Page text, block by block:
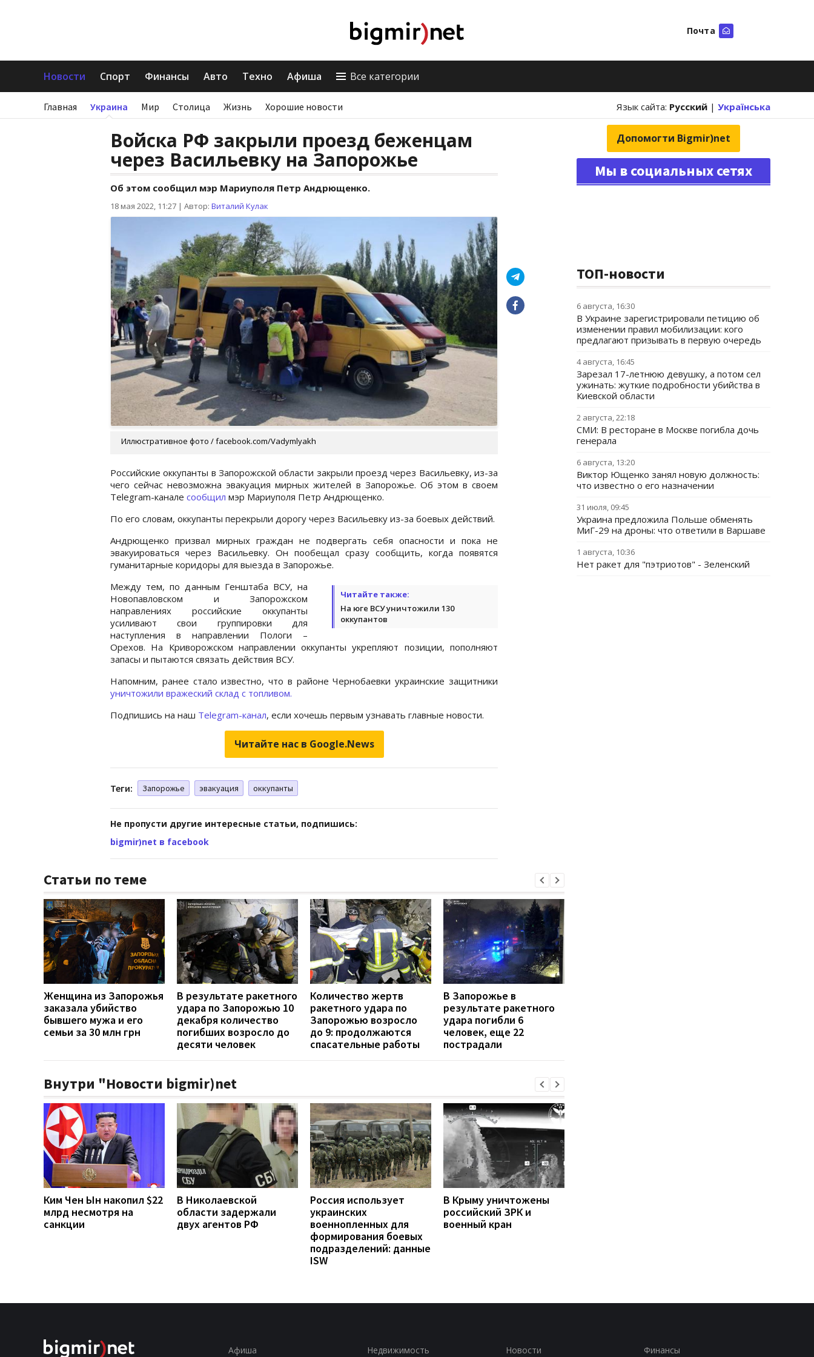
Почта
Новости Спорт Финансы Авто Техно Афиша Все категории
Главная Украина Мир Столица Жизнь Хорошие новости Язык сайта: Русский | Українська
Войска РФ закрыли проезд беженцам
через Васильевку на Запорожье
Об этом сообщил мэр Мариуполя Петр Андрющенко.
18 мая 2022, 11:27 | Автор: Виталий Кулак
Иллюстративное фото / facebook.com/Vadymlyakh
Российские оккупанты в Запорожской области закрыли проезд через Васильевку, из-за
чего сейчас невозможна эвакуация мирных жителей в Запорожье. Об этом в своем
Telegram-канале сообщил мэр Мариуполя Петр Андрющенко.
По его словам, оккупанты перекрыли дорогу через Васильевку из-за боевых действий.
Андрющенко призвал мирных граждан не подвергать себя опасности и пока не
эвакуироваться через Васильевку. Он пообещал сразу сообщить, когда появятся
гуманитарные коридоры для выезда в Запорожье.
Читайте также:
На юге ВСУ уничтожили 130
оккупантов
Между тем, по данным Генштаба ВСУ, на
Новопавловском и Запорожском
направлениях российские оккупанты
усиливают свои группировки для
наступления в направлении Пологи –
Орехов. На Криворожском направлении оккупанты укрепляют позиции, пополняют
запасы и пытаются связать действия ВСУ.
Напомним, ранее стало известно, что в районе Чернобаевки украинские защитники
уничтожили вражеский склад с топливом.
Подпишись на наш Telegram-канал, если хочешь первым узнавать главные новости.
Читайте нас в Google.News
Теги: Запорожье эвакуация оккупанты
Не пропусти другие интересные статьи, подпишись:
bigmir)net в facebook
Статьи по теме
Женщина из Запорожья
заказала убийство
бывшего мужа и его
семьи за 30 млн грн
В результате ракетного
удара по Запорожью 10
декабря количество
погибших возросло до
десяти человек
Количество жертв
ракетного удара по
Запорожью возросло
до 9: продолжаются
спасательные работы
В Запорожье в
результате ракетного
удара погибли 6
человек, еще 22
пострадали
Внутри "Новости bigmir)net
Ким Чен Ын накопил $22
млрд несмотря на
санкции
В Николаевской
области задержали
двух агентов РФ
Россия использует
украинских
военнопленных для
формирования боевых
подразделений: данные
ISW
В Крыму уничтожены
российский ЗРК и
военный кран
Допомогти Bigmir)net
Мы в социальных сетях
ТОП-новости
6 августа, 16:30
В Украине зарегистрировали петицию об
изменении правил мобилизации: кого
предлагают призывать в первую очередь
4 августа, 16:45
Зарезал 17-летнюю девушку, а потом сел
ужинать: жуткие подробности убийства в
Киевской области
2 августа, 22:18
СМИ: В ресторане в Москве погибла дочь
генерала
6 августа, 13:20
Виктор Ющенко занял новую должность:
что известно о его назначении
31 июля, 09:45
Украина предложила Польше обменять
МиГ-29 на дроны: что ответили в Варшаве
1 августа, 10:36
Нет ракет для "пэтриотов" - Зеленский
Афиша Недвижимость Новости Финансы